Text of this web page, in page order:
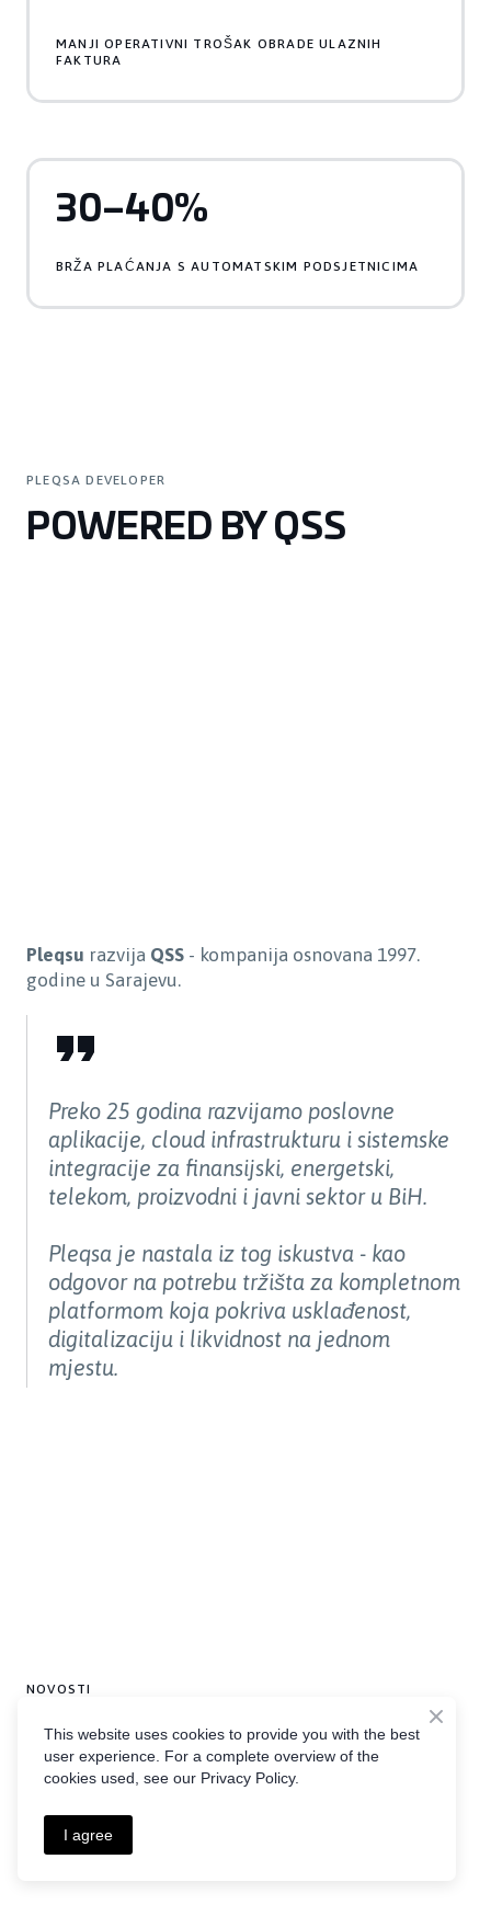
MANJI OPERATIVNI TROŠAK OBRADE ULAZNIH
FAKTURA
30–40%
BRŽA PLAĆANJA S AUTOMATSKIM PODSJETNICIMA
PLEQSA DEVELOPER
POWERED BY QSS
Pleqsu razvija QSS - kompanija osnovana 1997.
godine u Sarajevu.
Preko 25 godina razvijamo poslovne
aplikacije, cloud infrastrukturu i sistemske
integracije za finansijski, energetski,
telekom, proizvodni i javni sektor u BiH.
Pleqsa je nastala iz tog iskustva - kao
odgovor na potrebu tržišta za kompletnom
platformom koja pokriva usklađenost,
digitalizaciju i likvidnost na jednom
mjestu.
NOVOSTI
Ostanite informisani
pleqsa ekosistema.
This website uses cookies to provide you with the best
user experience. For a complete overview of the
cookies used, see our Privacy Policy.
I agree